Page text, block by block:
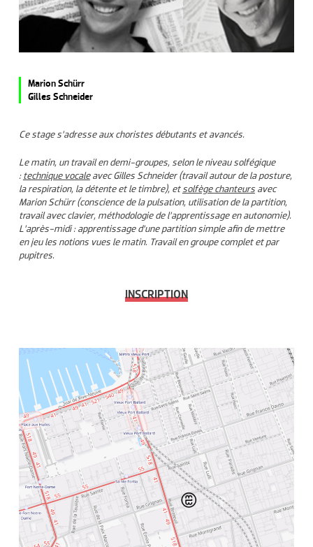
Marion Schürr
Gilles Schneider
Ce stage s’adresse aux choristes débutants et avancés.
Le matin, un travail en demi-groupes, selon le niveau solfégique
:technique vocaleavec Gilles Schneider (travail autour de la posture,
la respiration, la détente et le timbre), etsolfègechanteursavec
Marion Schürr (conscience de la pulsation, utilisation de la partition,
travail avec clavier, méthodologie de l’apprentissage en autonomie).
L’après-midi : apprentissage d’une partition simple afin de mettre
en jeu les notions vues le matin. Travail en groupe complet et par
pupitres.
INSCRIPTION